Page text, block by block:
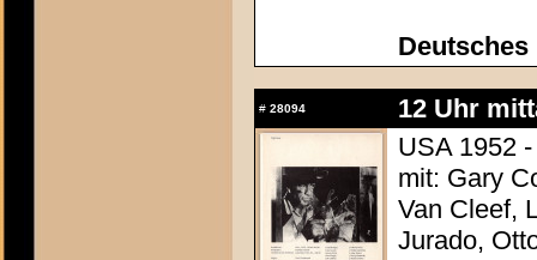
# 28094
12 Uhr
USA 1952
mit: Gary
Van Cleef,
Jurado,